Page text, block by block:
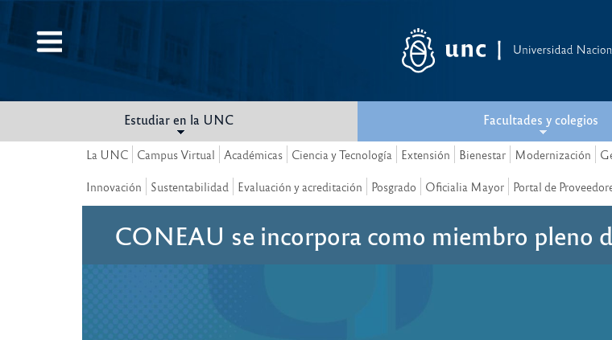
Pasar
contenido
Estudiar en la UNC Facultades y colegios
La UNC Campus Virtual Académicas Ciencia y Tecnología Extensión Bienestar Modernización
Innovación Sustentabilidad Evaluación y acreditación Posgrado Oficialia Mayor Portal de
CONEAU se incorpora como miembro pleno